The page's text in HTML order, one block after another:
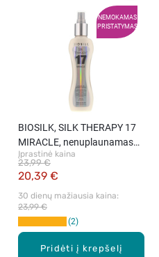
NEMOKAMAS
PRISTATYMAS
Pridėti į krepšelį
BIOSILK, SILK THERAPY 17
MIRACLE, nenuplaunamas
plaukų kondicionierius, 167
ml
Įprastinė kaina
20,39 €
23,99 €
30 dienų mažiausia kaina:
23,99 €
2